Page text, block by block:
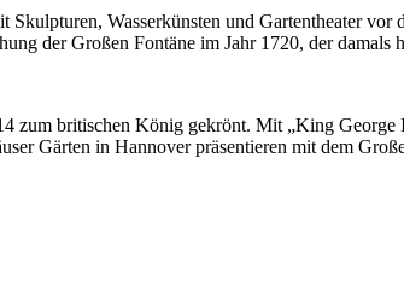
Wasserkünsten und Gartentheater
der Großen Fontäne im Jahr 1720, der damals
zum britischen König gekrönt. Mit „King
Gärten in Hannover präsentieren mit dem